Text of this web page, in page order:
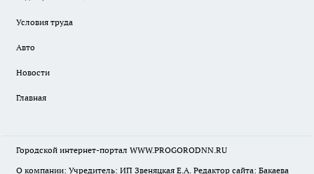
Условия труда
Авто
Новости
Главная
Городской интернет-портал WWW.PROGORODNN.RU
О компании: Учредитель: ИП Звеняцкая Е.А. Редактор сайта: Бакаева